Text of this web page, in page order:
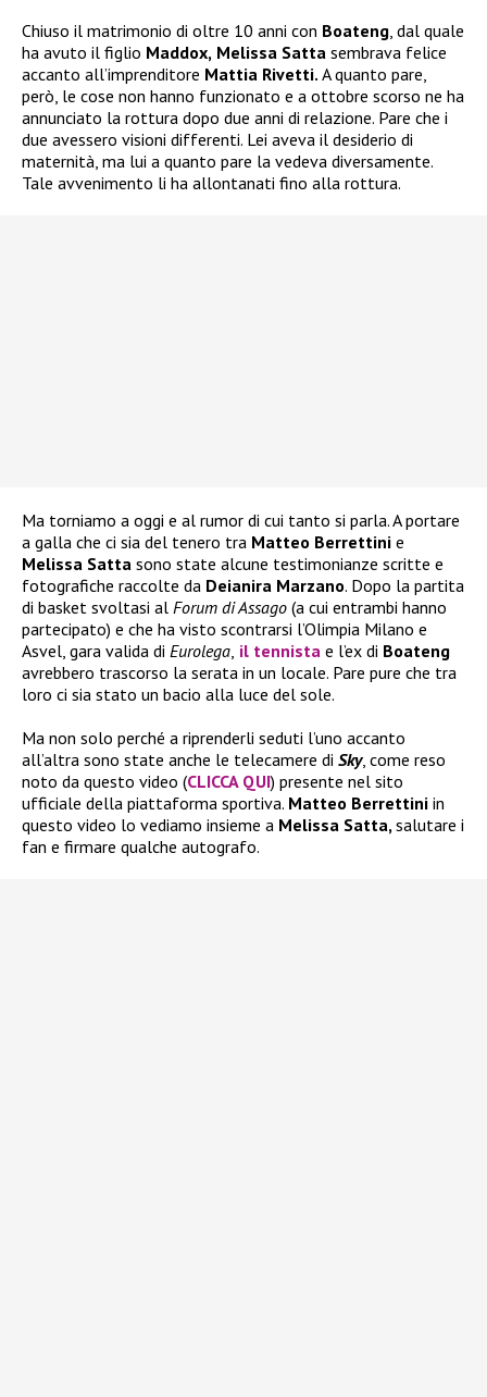
Chiuso il matrimonio di oltre 10 anni con Boateng, dal quale
ha avuto il figlio Maddox, Melissa Satta sembrava felice
accanto all’imprenditore Mattia Rivetti. A quanto pare,
però, le cose non hanno funzionato e a ottobre scorso ne ha
annunciato la rottura dopo due anni di relazione. Pare che i
due avessero visioni differenti. Lei aveva il desiderio di
maternità, ma lui a quanto pare la vedeva diversamente.
Tale avvenimento li ha allontanati fino alla rottura.
Ma torniamo a oggi e al rumor di cui tanto si parla. A portare
a galla che ci sia del tenero tra Matteo Berrettini e
Melissa Satta sono state alcune testimonianze scritte e
fotografiche raccolte da Deianira Marzano. Dopo la partita
di basket svoltasi al Forum di Assago (a cui entrambi hanno
partecipato) e che ha visto scontrarsi l’Olimpia Milano e
Asvel, gara valida di Eurolega, il tennista e l’ex di Boateng
avrebbero trascorso la serata in un locale. Pare pure che tra
loro ci sia stato un bacio alla luce del sole.
Ma non solo perché a riprenderli seduti l’uno accanto
all’altra sono state anche le telecamere di Sky, come reso
noto da questo video (CLICCA QUI) presente nel sito
ufficiale della piattaforma sportiva. Matteo Berrettini in
questo video lo vediamo insieme a Melissa Satta,salutare i
fan e firmare qualche autografo.